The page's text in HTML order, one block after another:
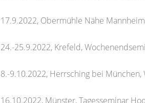
17.9.2022, Obermühle Nähe
24.-25.9.2022, Krefeld,
8.-9.10.2022, Herrsching bei
16.10.2022, Münster, Tagesseminar